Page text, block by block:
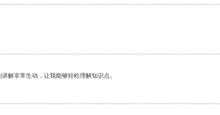
解非常生动，让我能够轻松理解知识点。